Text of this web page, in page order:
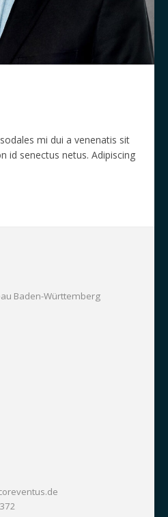
mi dui a venenatis sit
id senectus netus. Adipiscing
Baden-Württemberg